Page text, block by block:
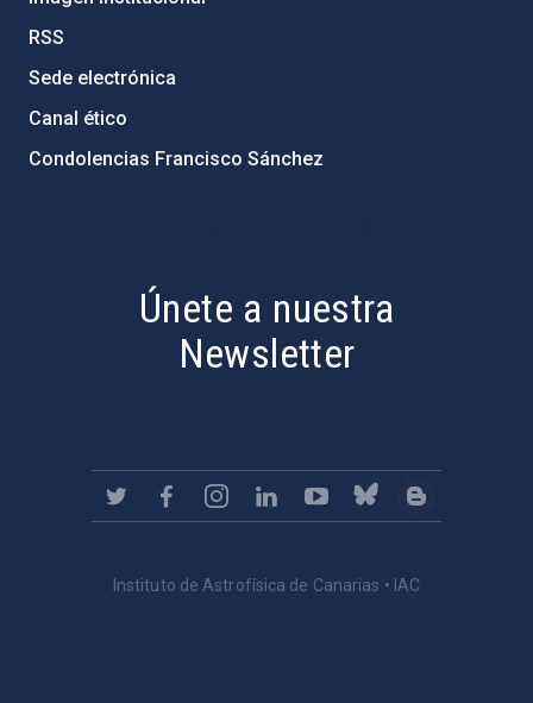
RSS
Sede electrónica
Canal ético
Condolencias Francisco Sánchez
Únete a nuestra
Newsletter
Instituto de Astrofísica de Canarias • IAC